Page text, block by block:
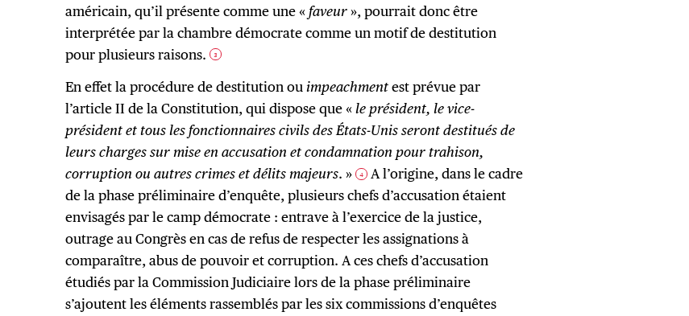
américain, qu’il présente comme une « faveur», pourrait donc être
interprétée par la chambre démocrate comme un motif de destitution
pour plusieurs raisons. 3
En effet la procédure de destitution ouimpeachmentest prévue par
l’article II de la Constitution, qui dispose que «le président, le vice-
président et tous les fonctionnaires civils des États-Unis seront destitués de
leurs charges sur mise en accusation et condamnation pour trahison,
corruption ou autres crimes et délits majeurs. » 4 A l’origine, dans le cadre
de la phase préliminaire d’enquête, plusieurs chefs d’accusation étaient
envisagés par le camp démocrate : entrave à l’exercice de la justice,
outrage au Congrès en cas de refus de respecter les assignations à
comparaître, abus de pouvoir et corruption. A ces chefs d’accusation
étudiés par la Commission Judiciaire lors de la phase préliminaire
s’ajoutent les éléments rassemblés par les six commissions d’enquêtes